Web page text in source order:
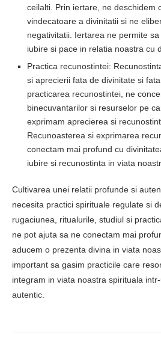
ceilalti. Prin iertare, ne deschidem
vindecatoare a divinitatii si ne
negativitatii. Iertarea ne permite
iubire si pace in relatia noastra cu
Practica recunostintei:
si aprecierii fata de divinitate si
practicarea recunostintei, ne
binecuvantarilor si resurselor pe
exprimam aprecierea si
Recunoasterea si exprimarea
conectam mai profund cu
iubire si recunostinta in viata
Cultivarea unei relatii profunde si
necesita practici spirituale regulate si
rugaciunea, ritualurile, studiul si
ne pot ajuta sa ne conectam mai
aducem o prezenta divina in viata
important sa gasim practicile care
integram in viata noastra spirituala
autentic.